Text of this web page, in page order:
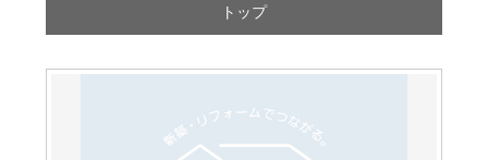
トップ